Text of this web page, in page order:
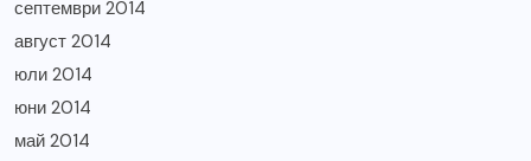
септември 2014
август 2014
юли 2014
юни 2014
май 2014